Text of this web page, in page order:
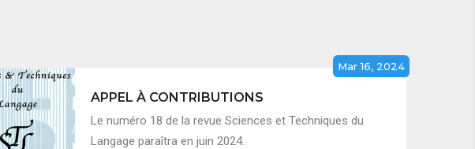
Mar 16, 2024
APPEL À CONTRIBUTIONS
Le numéro 18 de la revue Sciences et Techniques du
Langage paraîtra en juin 2024.